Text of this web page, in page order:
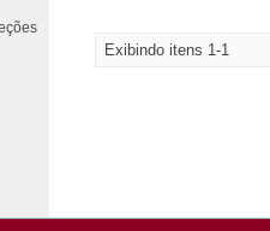
Exibindo itens 1-1